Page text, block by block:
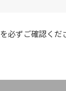
を必ずご確認くだ